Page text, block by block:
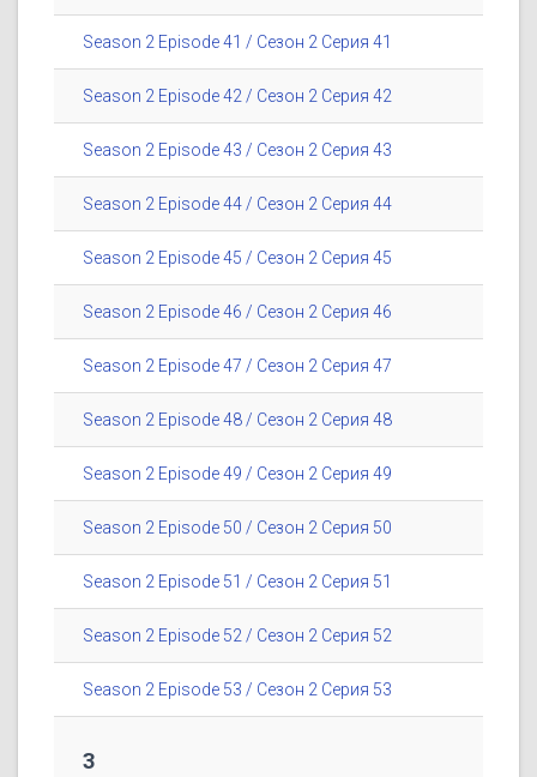
Season 2 Episode 41 / Сезон 2 Серия 41
Season 2 Episode 42 / Сезон 2 Серия 42
Season 2 Episode 43 / Сезон 2 Серия 43
Season 2 Episode 44 / Сезон 2 Серия 44
Season 2 Episode 45 / Сезон 2 Серия 45
Season 2 Episode 46 / Сезон 2 Серия 46
Season 2 Episode 47 / Сезон 2 Серия 47
Season 2 Episode 48 / Сезон 2 Серия 48
Season 2 Episode 49 / Сезон 2 Серия 49
Season 2 Episode 50 / Сезон 2 Серия 50
Season 2 Episode 51 / Сезон 2 Серия 51
Season 2 Episode 52 / Сезон 2 Серия 52
Season 2 Episode 53 / Сезон 2 Серия 53
3